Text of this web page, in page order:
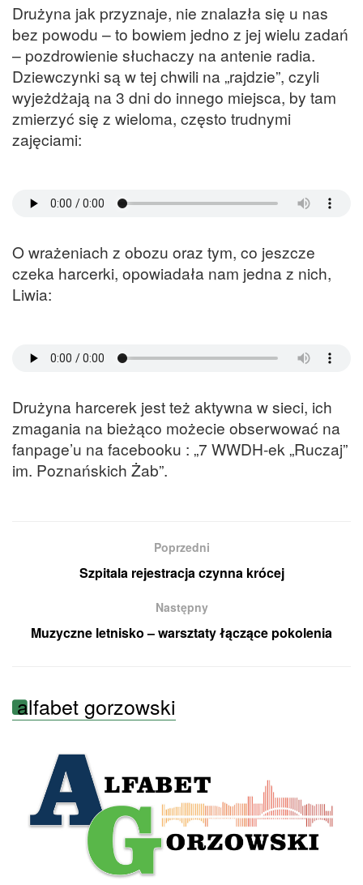
Drużyna jak przyznaje, nie znalazła się u nas
bez powodu – to bowiem jedno z jej wielu zadań
– pozdrowienie słuchaczy na antenie radia.
Dziewczynki są w tej chwili na „rajdzie”, czyli
wyjeżdżają na 3 dni do innego miejsca, by tam
zmierzyć się z wieloma, często trudnymi
zajęciami:
O wrażeniach z obozu oraz tym, co jeszcze
czeka harcerki, opowiadała nam jedna z nich,
Liwia:
Drużyna harcerek jest też aktywna w sieci, ich
zmagania na bieżąco możecie obserwować na
fanpage’u na facebooku : „7 WWDH-ek „Ruczaj”
im. Poznańskich Żab”.
Poprzedni
Szpitala rejestracja czynna krócej
Następny
Muzyczne letnisko – warsztaty łączące pokolenia
alfabet gorzowski